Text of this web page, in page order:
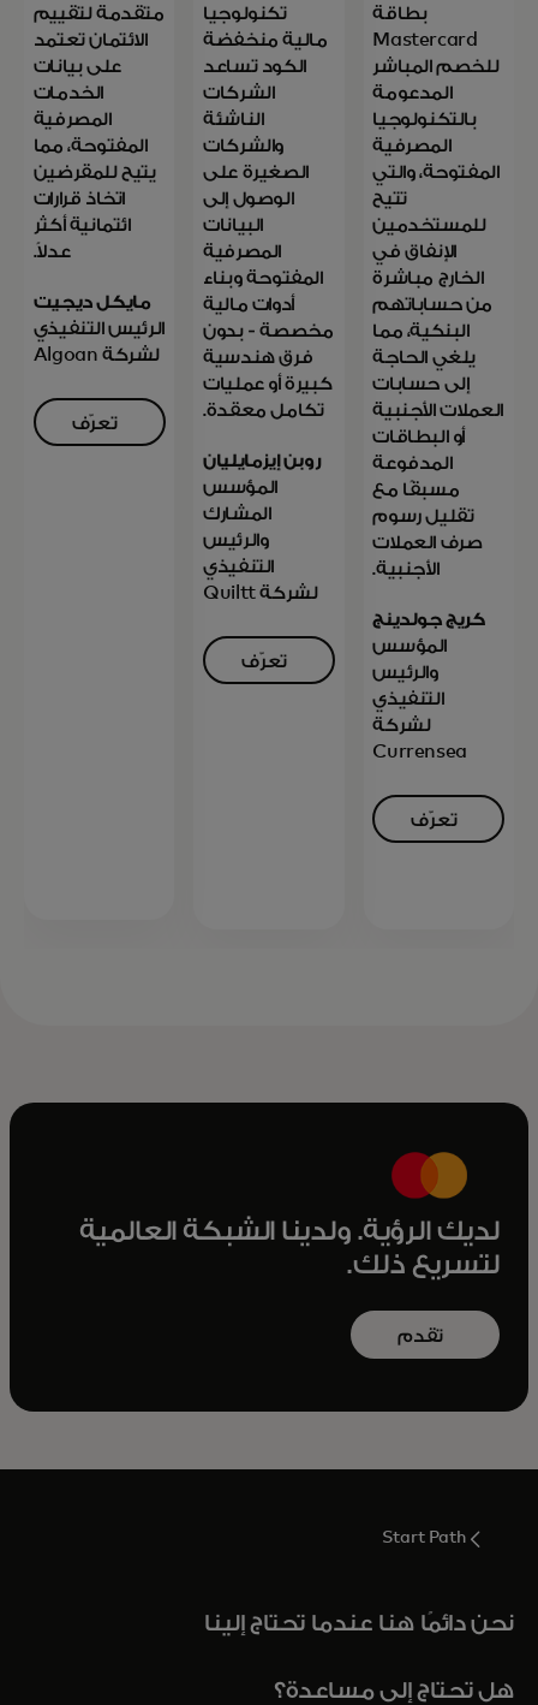
بطاقة
Mastercard
للخصم المباشر
المدعومة
بالتكنولوجيا
المصرفية
المفتوحة، والتي
تتيح
للمستخدمين
الإنفاق في
الخارج مباشرة
من حساباتهم
البنكية، مما
يلغي الحاجة
إلى حسابات
العملات الأجنبية
أو البطاقات
المدفوعة
مسبقًا مع
تقليل رسوم
صرف العملات
الأجنبية.
كريج جولدينج
المؤسس
والرئيس
التنفيذي
لشركة
Currensea
تعرّف
تكنولوجيا
مالية منخفضة
الكود تساعد
الشركات
الناشئة
والشركات
الصغيرة على
الوصول إلى
البيانات
المصرفية
المفتوحة وبناء
أدوات مالية
مخصصة - بدون
فرق هندسية
كبيرة أو عمليات
تكامل معقدة.
روبن إيزمايليان
المؤسس
المشارك
والرئيس
التنفيذي
لشركة Quiltt
تعرّف
متقدمة لتقييم
الائتمان تعتمد
على بيانات
الخدمات
المصرفية
المفتوحة، مما
يتيح للمقرضين
اتخاذ قرارات
ائتمانية أكثر
عدلاً.
مايكل ديجيت
الرئيس التنفيذي
لشركة Algoan
تعرّف
لديك الرؤية. ولدينا الشبكة العالمية
لتسريع ذلك.
تقدم
Start Path
نحن دائمًا هنا عندما تحتاج إلينا
هل تحتاج إلى مساعدة؟